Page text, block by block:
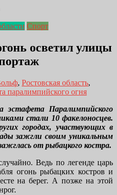
Спорт
осветил улицы
, Ростовская область,
паралимпийского огня
эстафета Паралимпийского
стали 10 факелоносцев.
городах, участвующих в
зажгли своим уникальным
от рыбацкого костра.
Ведь по легенде царь
огонь рыбацких костров и
на берег. А позже на этой